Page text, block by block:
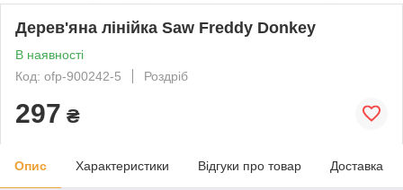
Дерев'яна лінійка Saw Freddy Donkey
В наявності
Код: ofp-900242-5
Роздріб
297 ₴
Опис Характеристики Відгуки про товар Доставка